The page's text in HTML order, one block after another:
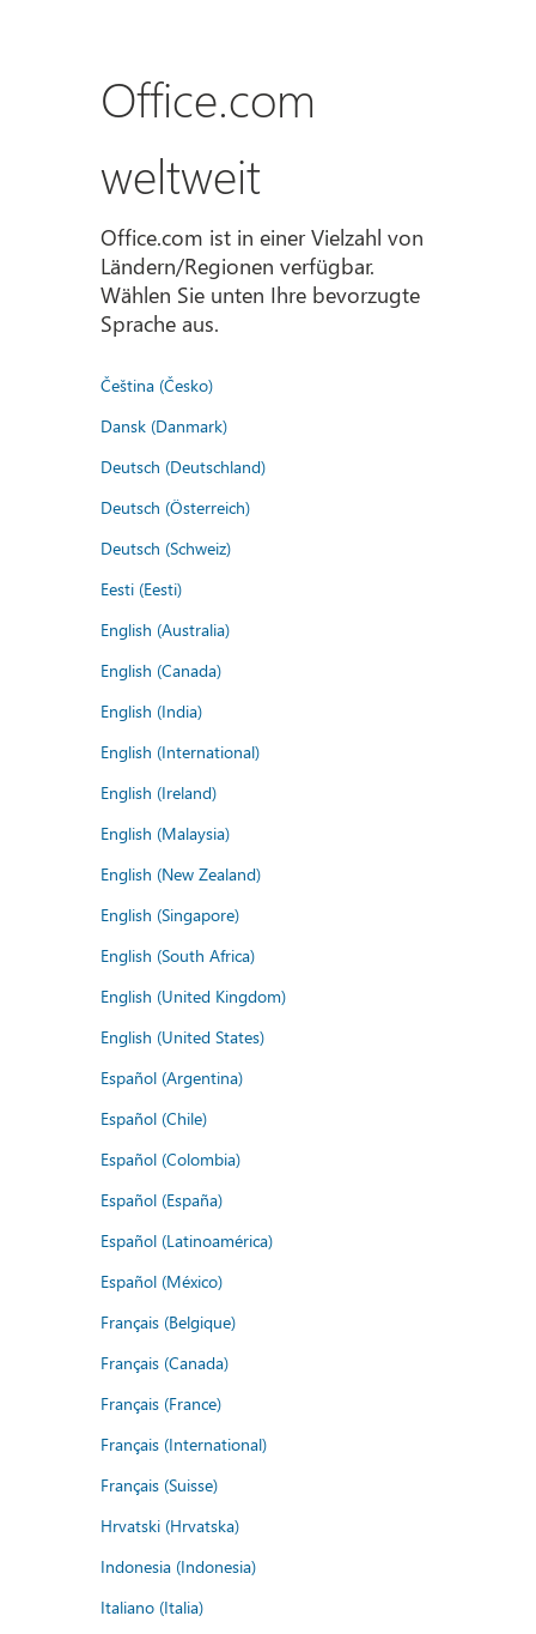
Office.com
weltweit
Office.com ist in einer Vielzahl von
Ländern/Regionen verfügbar.
Wählen Sie unten Ihre bevorzugte
Sprache aus.
Čeština (Česko)
Dansk (Danmark)
Deutsch (Deutschland)
Deutsch (Österreich)
Deutsch (Schweiz)
Eesti (Eesti)
English (Australia)
English (Canada)
English (India)
English (International)
English (Ireland)
English (Malaysia)
English (New Zealand)
English (Singapore)
English (South Africa)
English (United Kingdom)
English (United States)
Español (Argentina)
Español (Chile)
Español (Colombia)
Español (España)
Español (Latinoamérica)
Español (México)
Français (Belgique)
Français (Canada)
Français (France)
Français (International)
Français (Suisse)
Hrvatski (Hrvatska)
Indonesia (Indonesia)
Italiano (Italia)